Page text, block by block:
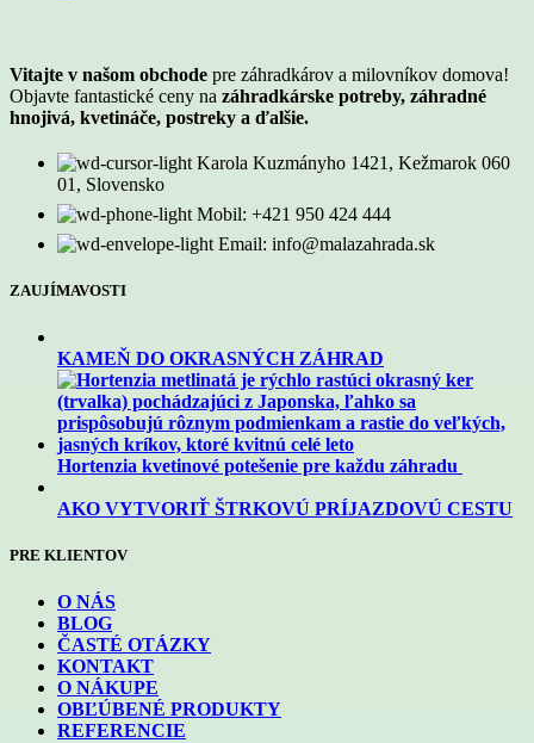
Vitajte v našom obchode pre záhradkárov a milovníkov domova!
Objavte fantastické ceny na záhradkárske potreby, záhradné
hnojivá, kvetináče, postreky a ďalšie.
Karola Kuzmányho 1421, Kežmarok 060
01, Slovensko
Mobil: +421 950 424 444
Email: info@malazahrada.sk
ZAUJÍMAVOSTI
KAMEŇ DO OKRASNÝCH ZÁHRAD
Hortenzia kvetinové potešenie pre každu záhradu
AKO VYTVORIŤ ŠTRKOVÚ PRÍJAZDOVÚ CESTU
PRE KLIENTOV
O NÁS
BLOG
ČASTÉ OTÁZKY
KONTAKT
O NÁKUPE
OBĽÚBENÉ PRODUKTY
REFERENCIE